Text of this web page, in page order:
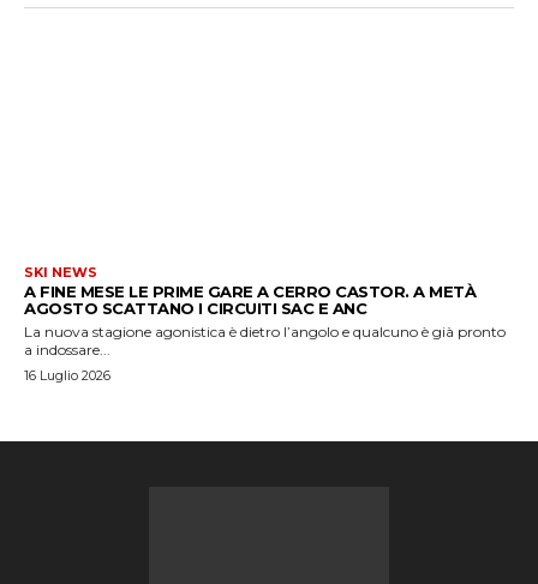
SKI NEWS
A FINE MESE LE PRIME GARE A CERRO CASTOR. A METÀ
AGOSTO SCATTANO I CIRCUITI SAC E ANC
La nuova stagione agonistica è dietro l’angolo e qualcuno è già pronto
a indossare...
16 Luglio 2026